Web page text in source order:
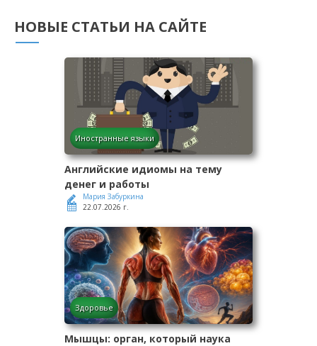
НОВЫЕ СТАТЬИ НА САЙТЕ
Иностранные языки
Английские идиомы на тему
денег и работы
Мария Забуркина
22.07.2026 г.
Здоровье
Мышцы: орган, который наука